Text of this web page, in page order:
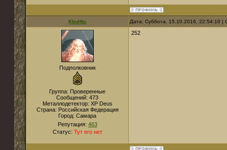
KbuHto Дата: Суббота, 15.10.2016, 22:54:10
Подполковник
Группа: Проверенные
Сообщений: 473
Металлодетектор: XP Deus
Страна: Российская Федерация
Город: Самара
Репутация: 463
Статус: Тут его нет
252